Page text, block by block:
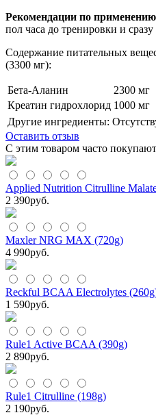
Рекомендации по
пол часа до тренировки и сразу
Содержание питательных
(3300 мг):
Бета-Аланин
2300 мг
Креатин гидрохлорид 1000 мг
Другие ингредиенты:
Оставить отзыв
С этим товаром часто покупают
Applied Nutrition Citrulline
2 390руб.
Maxler NRG MAX (720g)
4 990руб.
Reckful BCAA Electrolytes
1 590руб.
Rule1 Active BCAA (390g)
2 890руб.
Rule1 Citrulline (198g)
2 190руб.